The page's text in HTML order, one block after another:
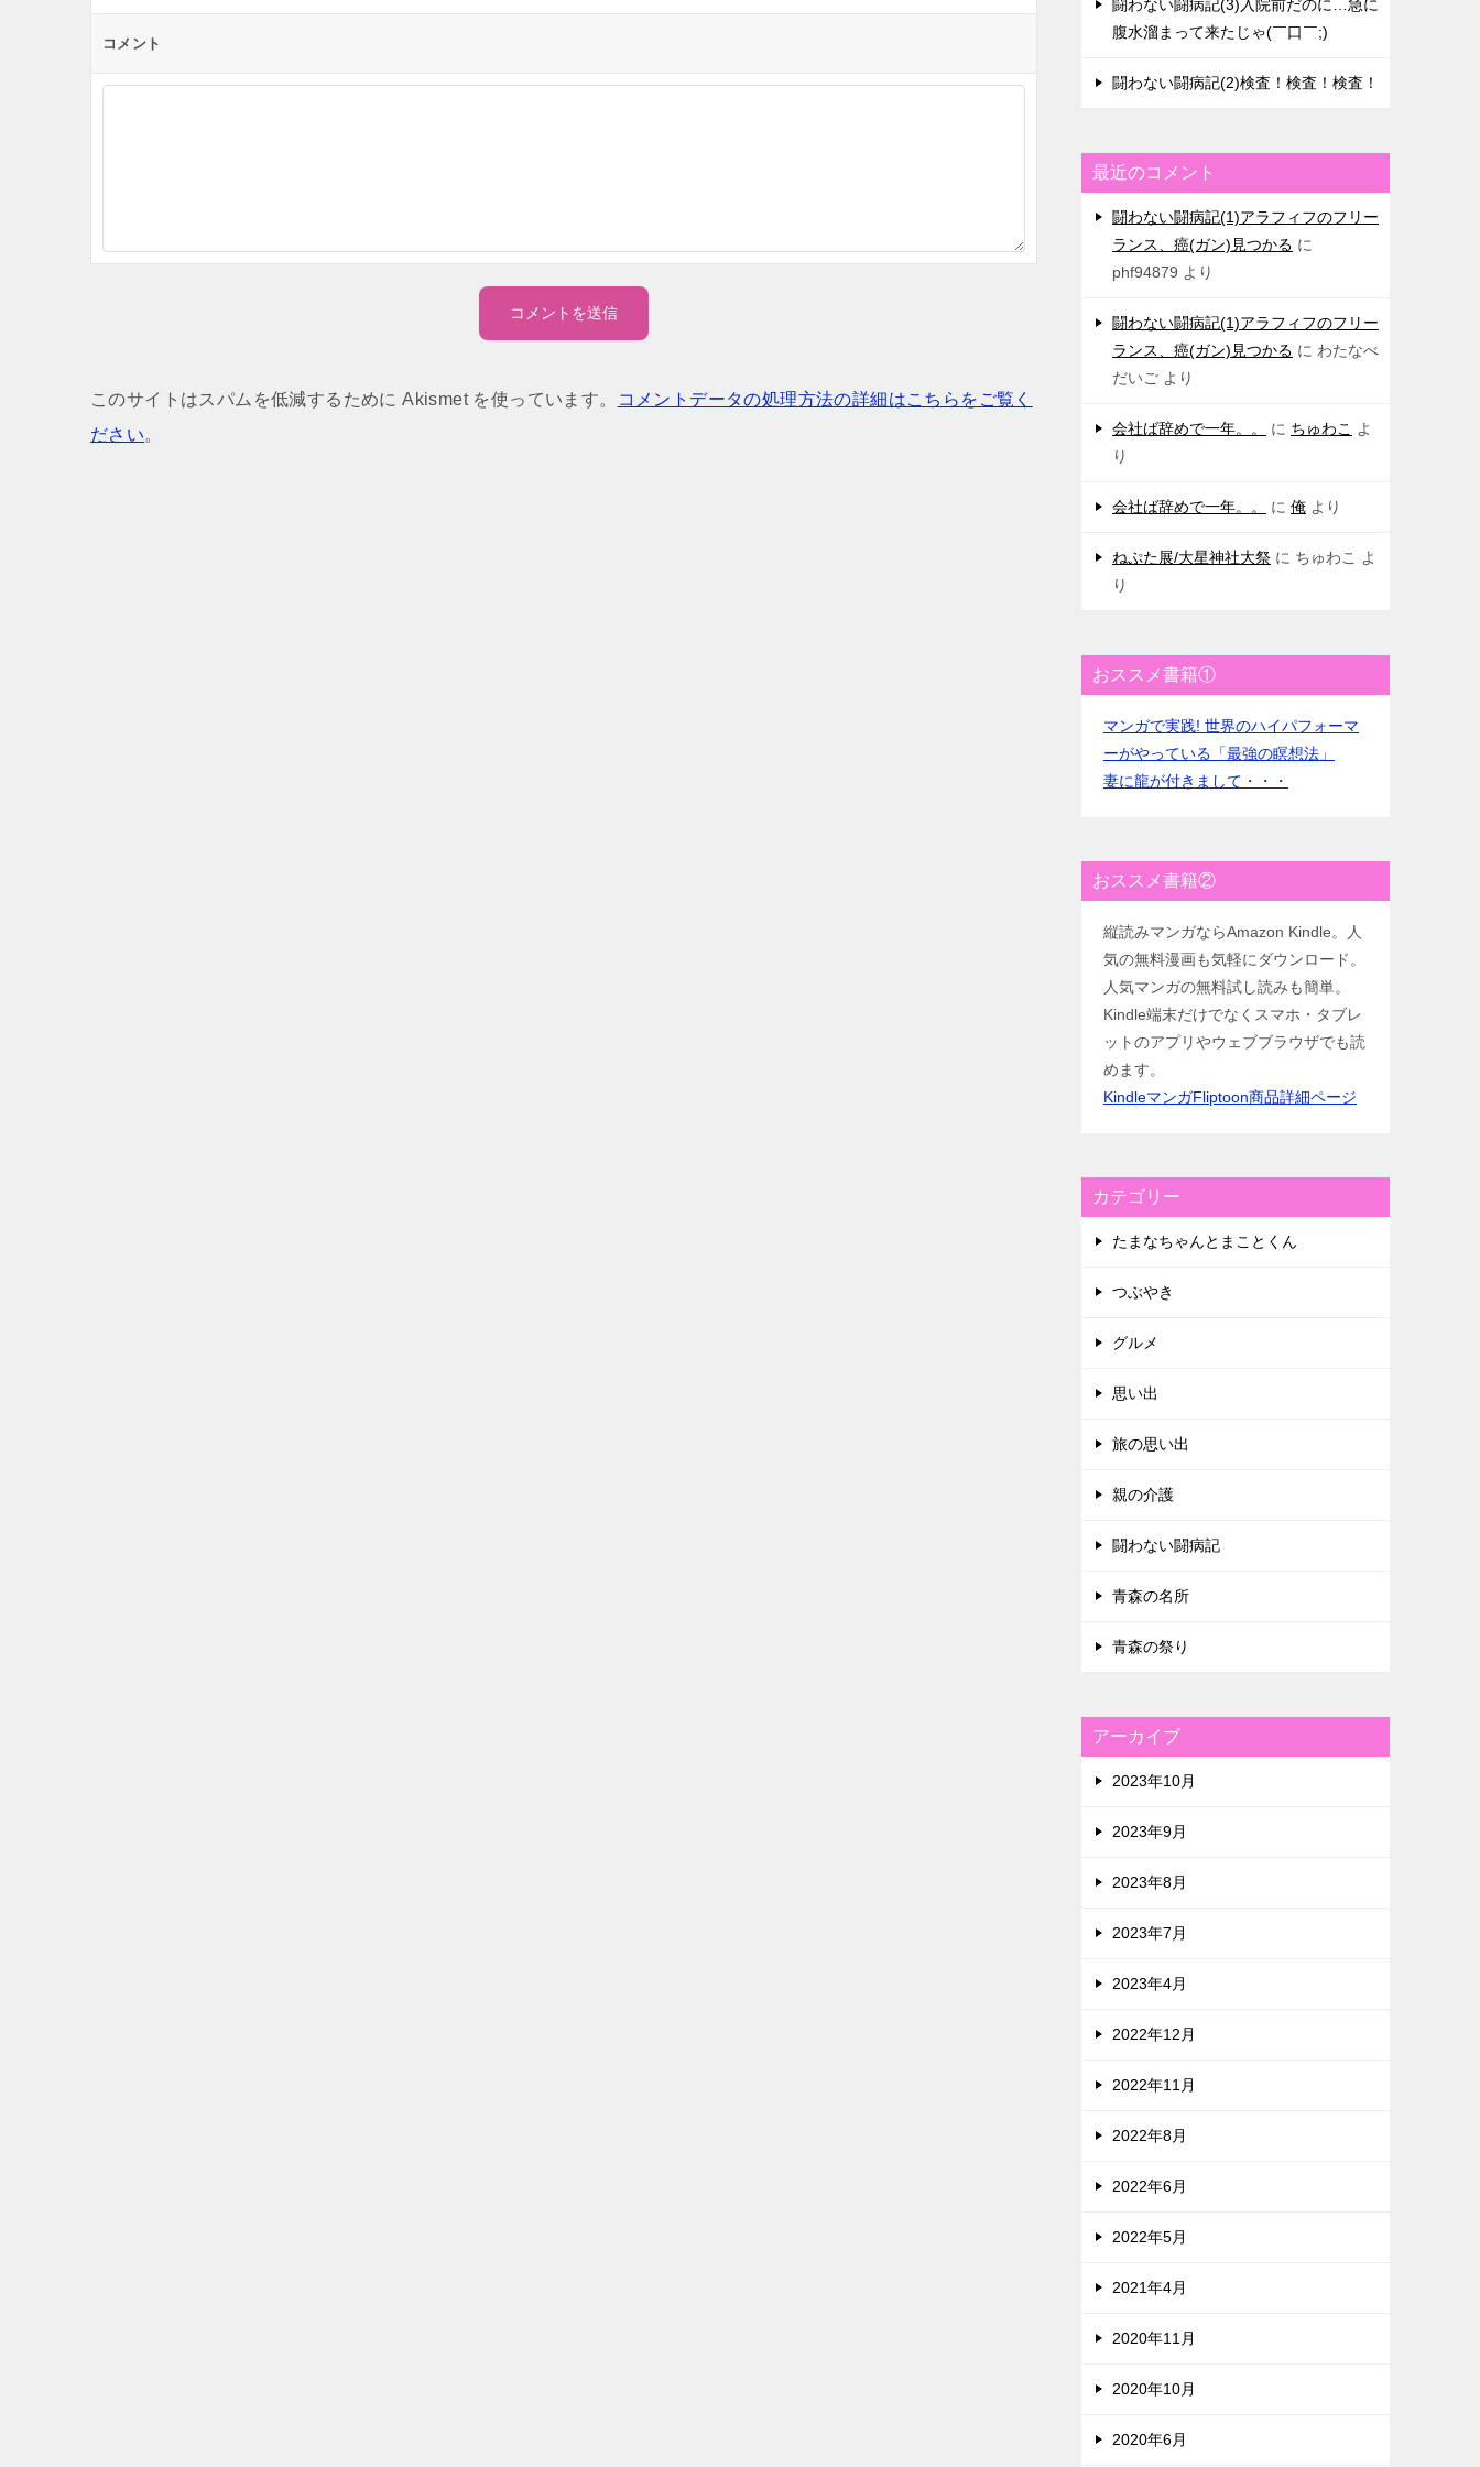
コメント
このサイトはスパムを低減するために Akismet を使っています。
コメントデータの処理方法の詳細はこちらをご覧く
ださい。
闘わない闘病記(3)入院前だのに…急に
腹水溜まって来たじゃ(￣口￣;)
闘わない闘病記(2)検査！検査！検査！
最近のコメント
闘わない闘病記(1)アラフィフのフリー
ランス、癌(ガン)見つかる に
phf94879 より
闘わない闘病記(1)アラフィフのフリー
ランス、癌(ガン)見つかる に わたなべ
だいご より
会社ば辞めで一年。。 に ちゅわこ
よ
り
会社ば辞めで一年。。 に 俺 より
ねぷた展/大星神社大祭 に ちゅわこ
よ
り
おススメ書籍①
マンガで実践! 世界のハイパフォーマ
ーがやっている「最強の瞑想法」
妻に龍が付きまして・・・
おススメ書籍②
縦読みマンガならAmazon Kindle。人
気の無料漫画も気軽にダウンロード。
人気マンガの無料試し読みも簡単。
Kindle端末だけでなくスマホ・タブレ
ットのアプリやウェブブラウザでも読
めます。
KindleマンガFliptoon商品詳細ページ
カテゴリー
たまなちゃんとまことくん
つぶやき
グルメ
思い出
旅の思い出
親の介護
闘わない闘病記
青森の名所
青森の祭り
アーカイブ
2023年10月
2023年9月
2023年8月
2023年7月
2023年4月
2022年12月
2022年11月
2022年8月
2022年6月
2022年5月
2021年4月
2020年11月
2020年10月
2020年6月